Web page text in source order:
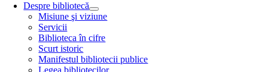
Despre bibliotecă
Misiune şi viziune
Servicii
Biblioteca în cifre
Scurt istoric
Manifestul bibliotecii publice
Legea bibliotecilor